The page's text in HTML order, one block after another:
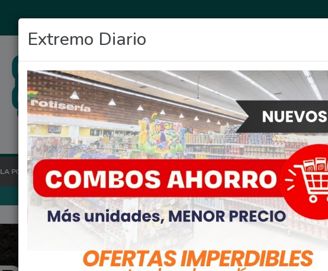
LA POSTA HOY OCIO DEPORTES FIGHIERA GENERAL LAGOS POLICIALES
Extremo Diario